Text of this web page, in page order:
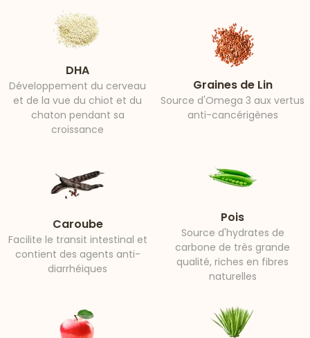
DHA
Développement du cerveau
et de la vue du chiot et du
chaton pendant sa
croissance
Graines de Lin
Source d'Omega 3 aux vertus
anti-cancérigènes
Caroube
Facilite le transit intestinal et
contient des agents anti-
diarrhéiques
Pois
Source d'hydrates de
carbone de très grande
qualité, riches en fibres
naturelles